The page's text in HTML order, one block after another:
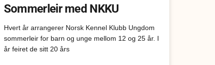
Sommerleir med NKKU
Hvert år arrangerer Norsk Kennel Klubb Ungdom
sommerleir for barn og unge mellom 12 og 25 år. I
år feiret de sitt 20 års